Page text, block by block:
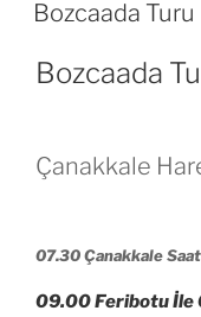
Bozcaada Turu
Bozcaada
Çanakkale
07.30 Çanakkale
09.00 Feribotu İle